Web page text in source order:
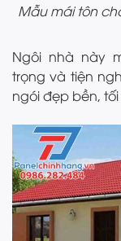
Mẫu mái tôn
Ngôi nhà này
trọng và tiện
ngói đẹp bền,